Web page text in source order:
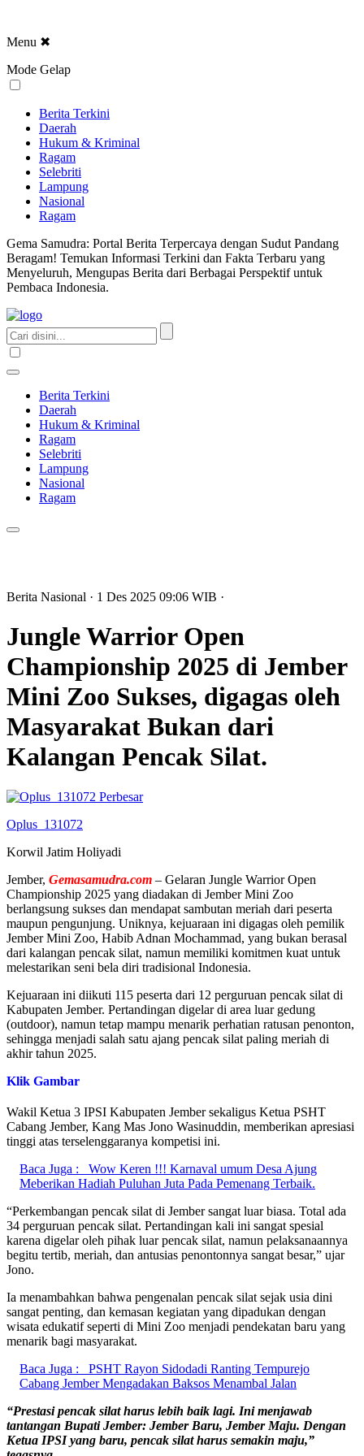
Menu ✖
Mode Gelap
Berita Terkini
Daerah
Hukum & Kriminal
Ragam
Selebriti
Lampung
Nasional
Ragam
Gema Samudra: Portal Berita Terpercaya dengan Sudut Pandang
Beragam! Temukan Informasi Terkini dan Fakta Terbaru yang
Menyeluruh, Mengupas Berita dari Berbagai Perspektif untuk
Pembaca Indonesia.
Berita Terkini
Daerah
Hukum & Kriminal
Ragam
Selebriti
Lampung
Nasional
Ragam
Berita Nasional · 1 Des 2025 09:06 WIB ·
Jungle Warrior Open
Championship 2025 di Jember
Mini Zoo Sukses, digagas oleh
Masyarakat Bukan dari
Kalangan Pencak Silat.
Perbesar
Oplus_131072
Korwil Jatim Holiyadi
Jember, Gemasamudra.com – Gelaran Jungle Warrior Open
Championship 2025 yang diadakan di Jember Mini Zoo
berlangsung sukses dan mendapat sambutan meriah dari peserta
maupun pengunjung. Uniknya, kejuaraan ini digagas oleh pemilik
Jember Mini Zoo, Habib Adnan Mochammad, yang bukan berasal
dari kalangan pencak silat, namun memiliki komitmen kuat untuk
melestarikan seni bela diri tradisional Indonesia.
Kejuaraan ini diikuti 115 peserta dari 12 perguruan pencak silat di
Kabupaten Jember. Pertandingan digelar di area luar gedung
(outdoor), namun tetap mampu menarik perhatian ratusan penonton,
sehingga menjadi salah satu ajang pencak silat paling meriah di
akhir tahun 2025.
Klik Gambar
Wakil Ketua 3 IPSI Kabupaten Jember sekaligus Ketua PSHT
Cabang Jember, Kang Mas Jono Wasinuddin, memberikan apresiasi
tinggi atas terselenggaranya kompetisi ini.
Baca Juga :
Wow Keren !!! Karnaval umum Desa Ajung
Meberikan Hadiah Puluhan Juta Pada Pemenang Terbaik.
“Perkembangan pencak silat di Jember sangat luar biasa. Total ada
34 perguruan pencak silat. Pertandingan kali ini sangat spesial
karena digelar oleh pihak luar pencak silat, namun pelaksanaannya
begitu tertib, meriah, dan antusias penontonnya sangat besar,” ujar
Jono.
Ia menambahkan bahwa pengenalan pencak silat sejak usia dini
sangat penting, dan kemasan kegiatan yang dipadukan dengan
wisata edukatif seperti di Mini Zoo menjadi pendekatan baru yang
menarik bagi masyarakat.
Baca Juga :
PSHT Rayon Sidodadi Ranting Tempurejo
Cabang Jember Mengadakan Baksos Menambal Jalan
“Prestasi pencak silat harus lebih baik lagi. Ini menjawab
tantangan Bupati Jember: Jember Baru, Jember Maju. Dengan
Ketua IPSI yang baru, pencak silat harus semakin maju,”